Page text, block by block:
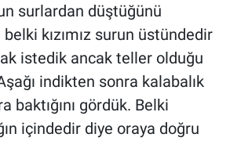
surlardan düştüğünü
kızımız surun üstündedir
istedik ancak teller olduğu
indikten sonra kalabalık
baktığını gördük. Belki
içindedir diye oraya doğru